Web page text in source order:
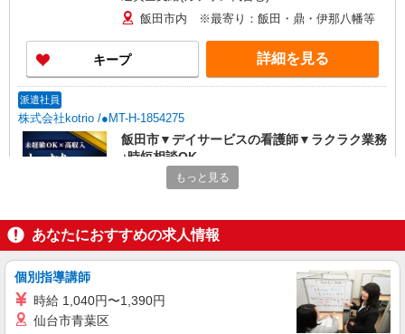
飯田市内 ※最寄り：飯田・鼎・伊那八幡等
キープ 詳細を見る
派遣社員
株式会社kotrio /●MT-H-1854275
飯田市▼デイサービスの看護師▼ラクラク業務
♪時短相談OK
時給2000円〜 ＜日払い有/週払い有/交通費全
飯田市内
キープ 詳細を見る
派遣社員
株式会社kotrio /●MT-H-2020644
もっと見る
あなたにおすすめの求人情報
個別指導講師
時給 1,040円〜1,390円
仙台市青葉区